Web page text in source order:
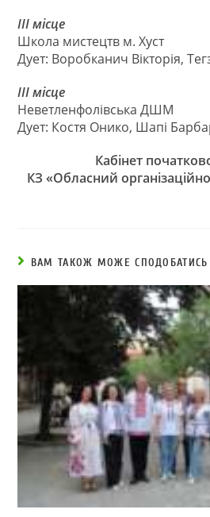
ІІІ місце
Школа мистецтв м. Хуст
Дует: Воробканич Вікторія,
ІІІ місце
Неветленфолівська ДШМ
Дует: Костя Онико, Шапі
Кабінет
КЗ «Обласний
ВАМ ТАКОЖ МОЖЕ СПОДОБАТИСЬ